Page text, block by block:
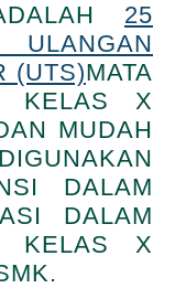
25
(UTS)MATA
KELAS X
MUDAH
DALAM
DALAM
KELAS X